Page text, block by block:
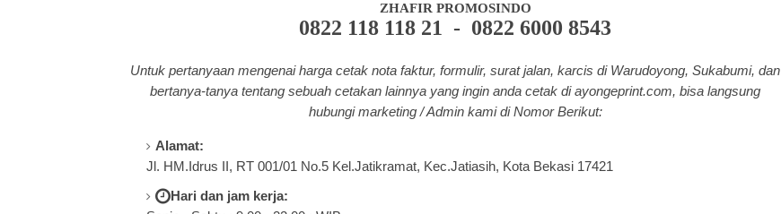
ZHAFIR PROMOSINDO
0822 118 118 21 - 0822 6000 8543
Untuk pertanyaan mengenai harga cetak nota faktur, formulir, surat jalan, karcis di Warudoyong, Sukabumi, dan
bertanya-tanya tentang sebuah cetakan lainnya yang ingin anda cetak di ayongeprint.com, bisa langsung
hubungi marketing / Admin kami di Nomor Berikut:
Alamat:
Jl. HM.Idrus II, RT 001/01 No.5 Kel.Jatikramat, Kec.Jatiasih, Kota Bekasi 17421
Hari dan jam kerja: